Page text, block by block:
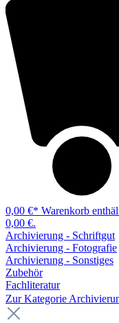
0,00 €* Warenkorb
0,00 €.
Archivierung - Schriftgut
Archivierung - Fotografie
Archivierung - Sonstiges
Zubehör
Fachliteratur
Zur Kategorie